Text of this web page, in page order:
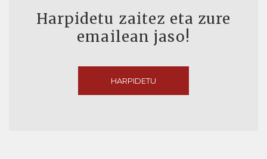
Harpidetu zaitez eta zure
emailean jaso!
HARPIDETU